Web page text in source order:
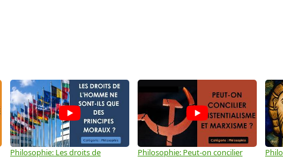
Philosophie: Les droits de
Philosophie: Peut-on concilier